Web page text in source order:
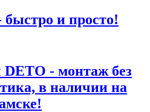
быстро и просто!
- монтаж без
в наличии на